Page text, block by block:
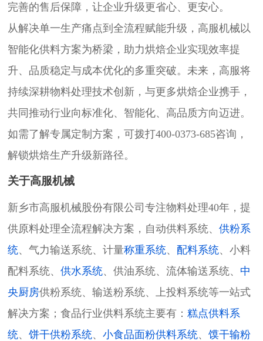
完善的售后保障，让企业升级更省心、更安心。
从解决单一生产痛点到全流程赋能升级，高服机械以
智能化供料方案为桥梁，助力烘焙企业实现效率提
升、品质稳定与成本优化的多重突破。未来，高服将
持续深耕物料处理技术创新，与更多烘焙企业携手，
共同推动行业向标准化、智能化、高品质方向迈进。
如需了解专属定制方案，可拨打400-0373-685咨询，
解锁烘焙生产升级新路径。
关于高服机械
新乡市高服机械股份有限公司专注物料处理40年，提
供原料处理全流程解决方案，自动供料系统、 供粉系
统、气力输送系统、计量称重系统、 配料系统、小料
配料系统、 供水系统、供油系统、流体输送系统、 中
央厨房供粉系统、输送粉系统、上投料系统等一站式
解决方案；食品行业供料系统主要有： 糕点供料系
统、 饼干供粉系统、 小食品面粉供料系统、 馍干输粉